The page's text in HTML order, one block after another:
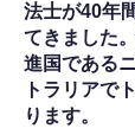
法士が40年
てきました
進国である
トラリアで
ります。